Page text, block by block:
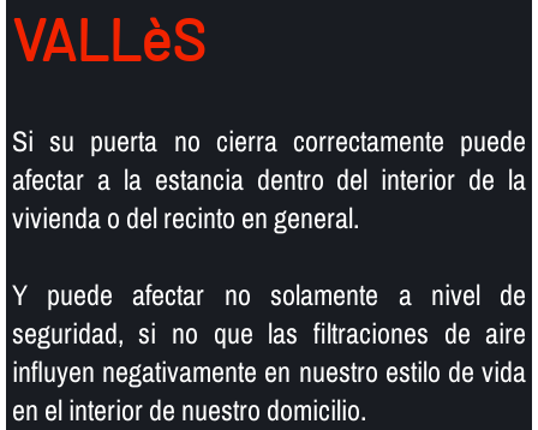
VALLèS
Si su puerta no cierra correctamente puede
afectar a la estancia dentro del interior de la
vivienda o del recinto en general.
Y puede afectar no solamente a nivel de
seguridad, si no que las filtraciones de aire
influyen negativamente en nuestro estilo de vida
en el interior de nuestro domicilio.